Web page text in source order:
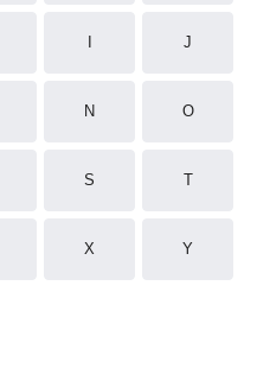
J
N O
S T
X Y